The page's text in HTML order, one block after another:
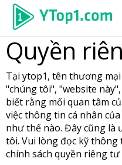
Quyền
Tại ytop1, tên thương
"chúng tôi", "website
biết rằng mối quan tâm
việc thông tin cá nhân
như thế nào. Đây cũng là
tôi. Vui lòng đọc kỹ
chính sách quyền riêng tư